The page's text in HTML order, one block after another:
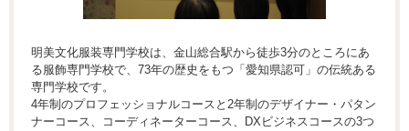
明美文化服装専門学校は、金山総合駅から徒歩3分のところにあ
る服飾専門学校で、73年の歴史をもつ「愛知県認可」の伝統ある
専門学校です。
4年制のプロフェッショナルコースと2年制のデザイナー・パタン
ナーコース、コーディネーターコース、DXビジネスコースの3つ